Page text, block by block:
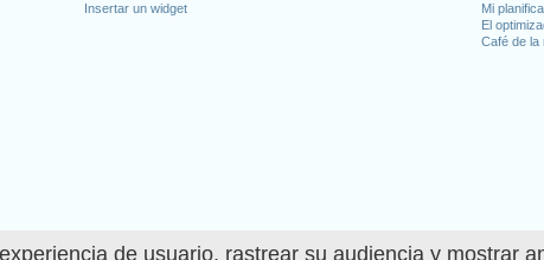
de usuario, rastrear su audiencia y mostrar
Insertar un widget
Mi
El
Café de la